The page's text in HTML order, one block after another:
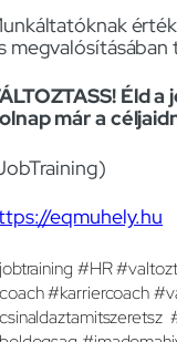
Éld
már a
eqmuhely.hu
#HR
#karriercoach